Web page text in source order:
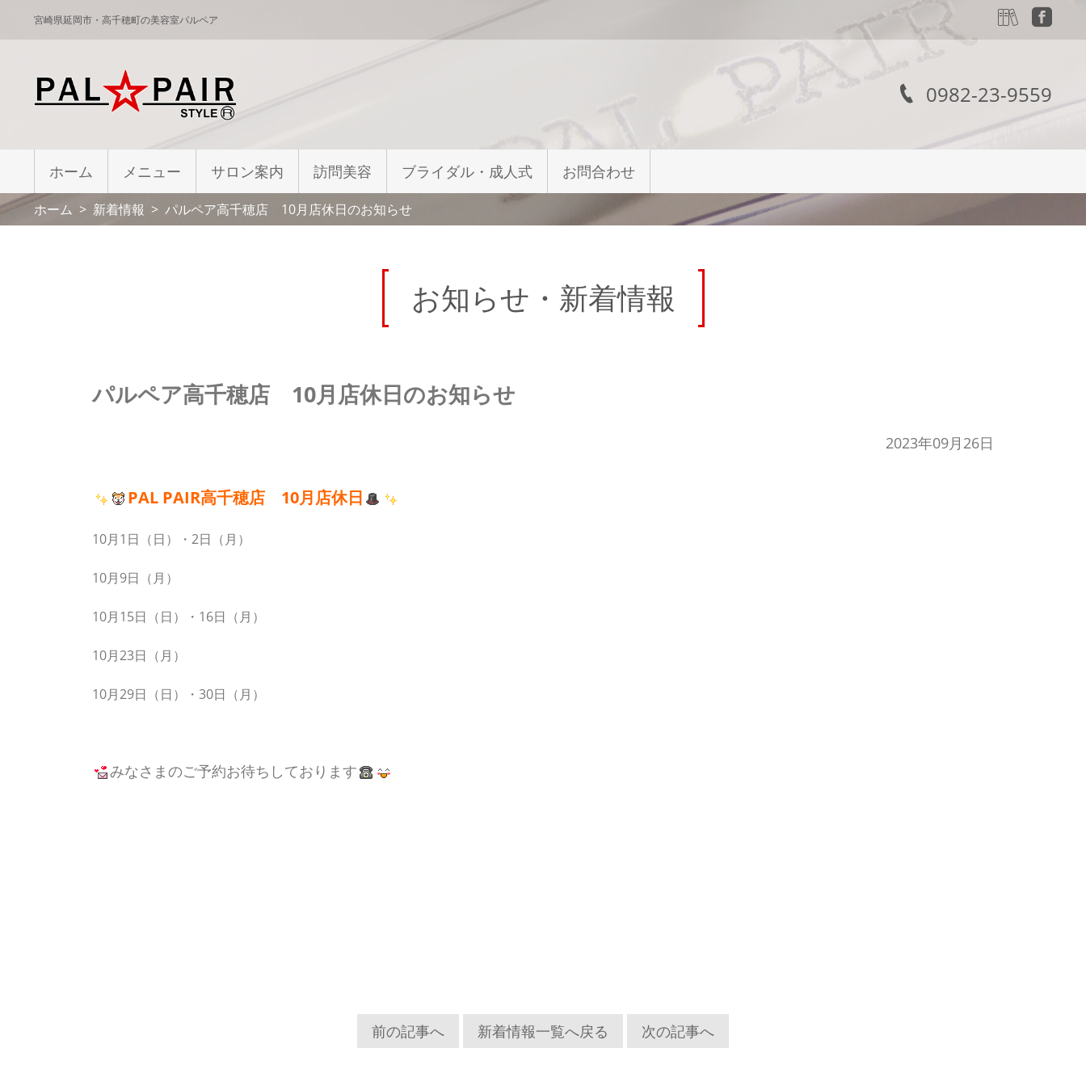
宮崎県延岡市・高千穂町の美容室パルペア
0982-23-9559
ホーム メニュー サロン案内 訪問美容 ブライダル・成人式 お問合わせ
ホーム 新着情報 パルペア高千穂店 10月店休日のお知らせ
お知らせ・新着情報
パルペア高千穂店 10月店休日のお知らせ
2023年09月26日
PAL PAIR高千穂店 10月店休日
10月1日（日）・2日（月）
10月9日（月）
10月15日（日）・16日（月）
10月23日（月）
10月29日（日）・30日（月）
みなさまのご予約お待ちしております
前の記事へ 新着情報一覧へ戻る 次の記事へ